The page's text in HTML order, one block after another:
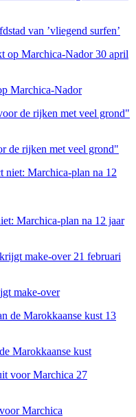
van ’vliegend surfen’
30 april
Marchica-Nador
de rijken met veel grond"
Marchica-plan na 12 jaar
21 februari
make-over
13
Marokkaanse kust
27
Marchica